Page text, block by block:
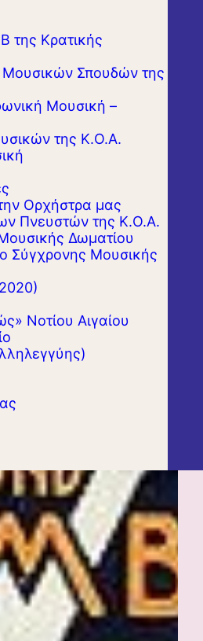
της Κρατικής
Σπουδών της
Μουσική –
της Κ.Ο.Α.
Ορχήστρα μας
Πνευστών της Κ.Ο.Α.
Δωματίου
Σύγχρονης Μουσικής
Νοτίου Αιγαίου